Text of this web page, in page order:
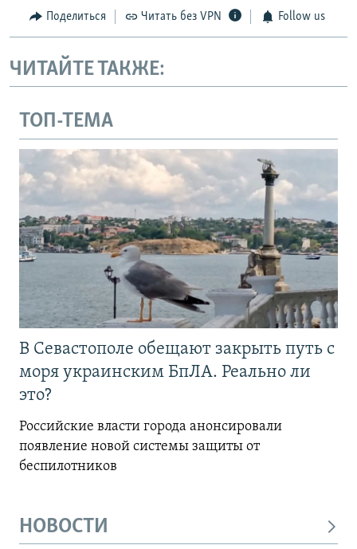
Поделиться Читать без VPN Follow us
ЧИТАЙТЕ ТАКЖЕ:
ТОП-ТЕМА
В Севастополе обещают закрыть путь с
моря украинским БпЛА. Реально ли
это?
Российские власти города анонсировали
появление новой системы защиты от
беспилотников
НОВОСТИ